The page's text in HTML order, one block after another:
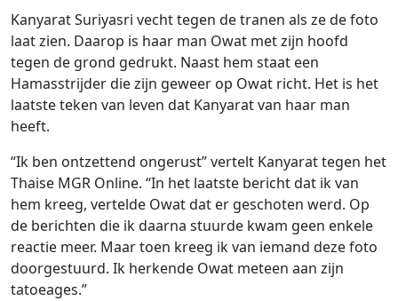
Kanyarat Suriyasri vecht tegen de tranen als ze de foto
laat zien. Daarop is haar man Owat met zijn hoofd
tegen de grond gedrukt. Naast hem staat een
Hamasstrijder die zijn geweer op Owat richt. Het is het
laatste teken van leven dat Kanyarat van haar man
heeft.
“Ik ben ontzettend ongerust” vertelt Kanyarat tegen het
Thaise MGR Online. “In het laatste bericht dat ik van
hem kreeg, vertelde Owat dat er geschoten werd. Op
de berichten die ik daarna stuurde kwam geen enkele
reactie meer. Maar toen kreeg ik van iemand deze foto
doorgestuurd. Ik herkende Owat meteen aan zijn
tatoeages.”